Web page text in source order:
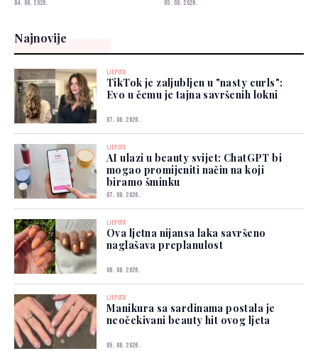
04. 08. 2026. 05. 08. 2026.
Najnovije
LJEPOTA
TikTok je zaljubljen u "nasty curls":
Evo u čemu je tajna savršenih lokni
07. 08. 2026.
LJEPOTA
AI ulazi u beauty svijet: ChatGPT bi
mogao promijeniti način na koji
biramo šminku
07. 08. 2026.
LJEPOTA
Ova ljetna nijansa laka savršeno
naglašava preplanulost
06. 08. 2026.
LJEPOTA
Manikura sa sardinama postala je
neočekivani beauty hit ovog ljeta
05. 08. 2026.